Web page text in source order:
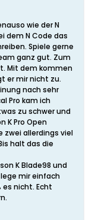
wie der N
dem N Code das
Spiele gerne
ganz gut. Zum
Mit dem kommen
er mir nicht zu.
nach sehr
Pro kam ich
zu schwer und
K Pro Open
zwei allerdings viel
halt das die
K Blade98 und
mir einfach
es nicht. Echt